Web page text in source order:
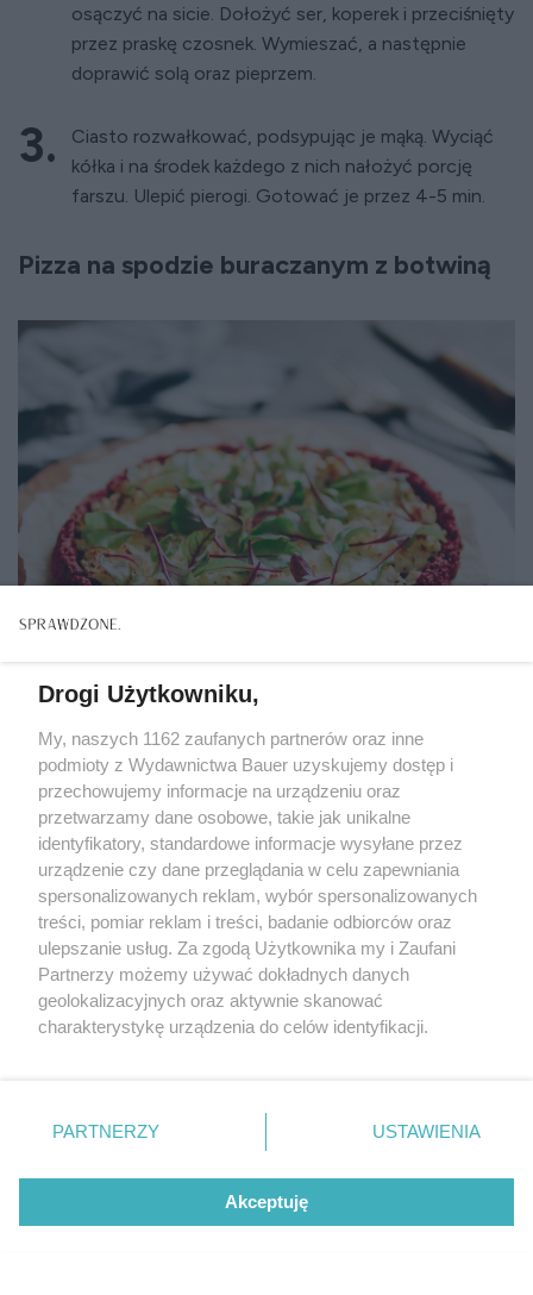
osączyć na sicie. Dołożyć ser, koperek i przeciśnięty
przez praskę czosnek. Wymieszać, a następnie
doprawić solą oraz pieprzem.
Ciasto rozwałkować, podsypując je mąką. Wyciąć
kółka i na środek każdego z nich nałożyć porcję
farszu. Ulepić pierogi. Gotować je przez 4-5 min.
Pizza na spodzie buraczanym z botwiną
Składniki:
Drogi Użytkowniku,
My, naszych 1162 zaufanych partnerów oraz inne
podmioty z Wydawnictwa Bauer uzyskujemy dostęp i
przechowujemy informacje na urządzeniu oraz
przetwarzamy dane osobowe, takie jak unikalne
identyfikatory, standardowe informacje wysyłane przez
urządzenie czy dane przeglądania w celu zapewniania
spersonalizowanych reklam, wybór spersonalizowanych
treści, pomiar reklam i treści, badanie odbiorców oraz
ulepszanie usług. Za zgodą Użytkownika my i Zaufani
Partnerzy możemy używać dokładnych danych
geolokalizacyjnych oraz aktywnie skanować
charakterystykę urządzenia do celów identyfikacji.
zmienić/wycofać klikając przycisk ustawień prywatności
znajdujący się w lewym dolnym rogu strony
rodzaje przetwarzania danych nie wymagają zgody
użytkownika, ale masz prawo sprzeciwić się takiemu
PARTNERZY USTAWIENIA
Akceptuję